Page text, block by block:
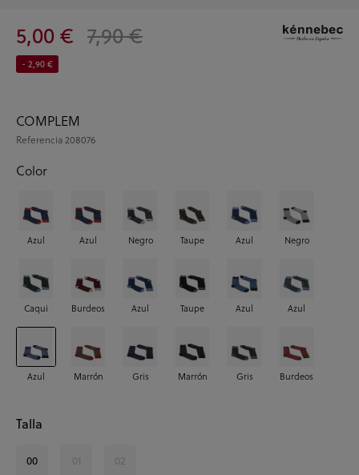
5,00 € 7,90 €
- 2,90 €
COMPLEM
Referencia208076
Color
Azul Azul Negro Taupe Azul Negro
Caqui Burdeos Azul Taupe Azul Azul
Azul Marrón Gris Marrón Gris Burdeos
Talla
00 01 02